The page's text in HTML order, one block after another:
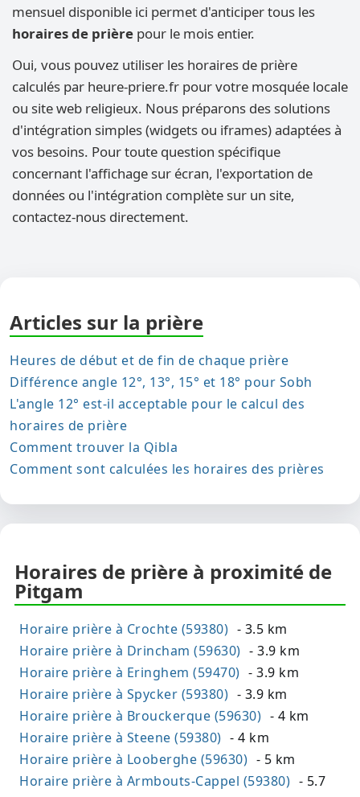
mensuel disponible ici permet d'anticiper tous les
horaires de prière pour le mois entier.
Oui, vous pouvez utiliser les horaires de prière
calculés par heure-priere.fr pour votre mosquée locale
ou site web religieux. Nous préparons des solutions
d'intégration simples (widgets ou iframes) adaptées à
vos besoins. Pour toute question spécifique
concernant l'affichage sur écran, l'exportation de
données ou l'intégration complète sur un site,
contactez-nous directement.
Articles sur la prière
Heures de début et de fin de chaque prière
Différence angle 12°, 13°, 15° et 18° pour Sobh
L'angle 12° est-il acceptable pour le calcul des
horaires de prière
Comment trouver la Qibla
Comment sont calculées les horaires des prières
Horaires de prière à proximité de
Pitgam
Horaire prière à Crochte (59380) - 3.5 km
Horaire prière à Drincham (59630) - 3.9 km
Horaire prière à Eringhem (59470) - 3.9 km
Horaire prière à Spycker (59380) - 3.9 km
Horaire prière à Brouckerque (59630) - 4 km
Horaire prière à Steene (59380) - 4 km
Horaire prière à Looberghe (59630) - 5 km
Horaire prière à Armbouts-Cappel (59380) - 5.7